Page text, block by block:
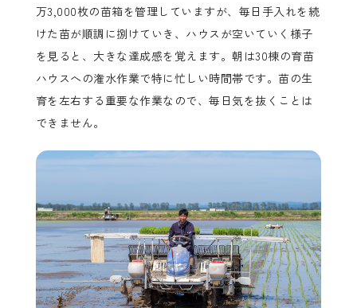
万3,000枚の苗箱を管理していますが、毎日手入れを続
けた苗が順調に捌けていき、ハウスが空いていく様子
を見ると、大きな達成感を覚えます。朝は30棟の育苗
ハウスへの潅水作業で特に忙しい時間帯です。苗の生
育を左右する重要な作業なので、毎日気を抜くことは
できません。